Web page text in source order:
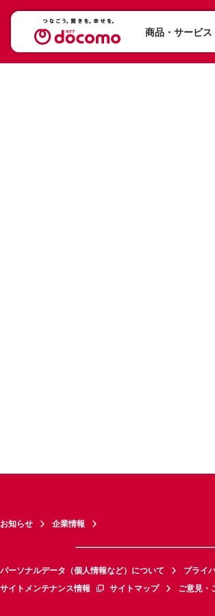
商品・サービス
お知らせ 企業情報
パーソナルデータ（個人情報など）について プライ
サイトメンテナンス情報
サイトマップ ご意見・